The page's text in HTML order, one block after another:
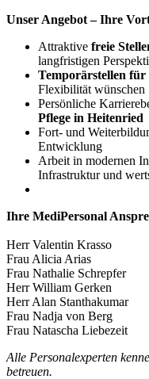
Unser Angebot – Ihre
Attraktive freie
langfristigen
Temporärstellen für
Flexibilität wünschen
Persönliche
Pflege in Heitenried
Fort- und
Entwicklung
Arbeit in modernen
Infrastruktur und
Ihre MediPersonal
Herr Valentin Krasso
Frau Alicia Arias
Frau Nathalie Schrepfer
Herr William Gerken
Herr Alan Stanthakumar
Frau Nadja von Berg
Frau Natascha Liebezeit
Alle Personalexperten
betreuen.